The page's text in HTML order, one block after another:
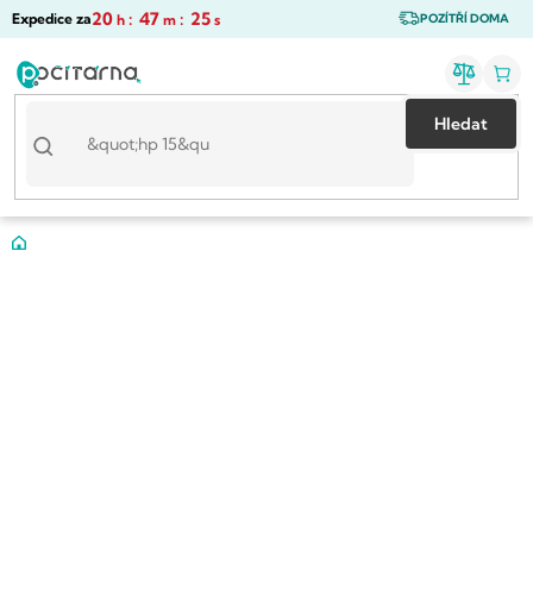
Přejít
POZÍTŘÍ DOMA
Expedice za20 h : 47 m : 25 s
Hledat
Domů